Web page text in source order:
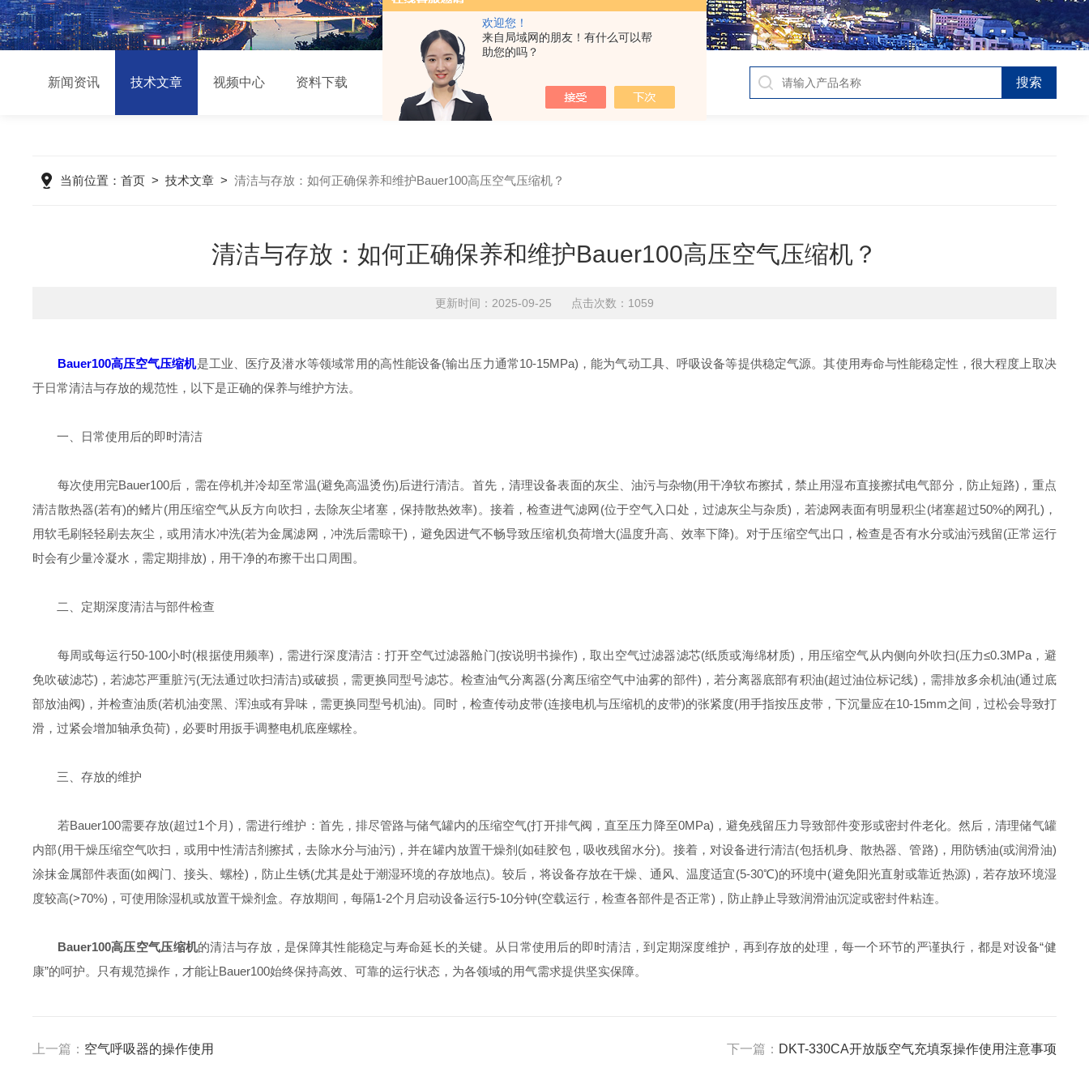
欢迎您！
来自局域网的朋友！有什么可以帮
助您的吗？
新闻资讯 技术文章 视频中心 资料下载
当前位置：首页 >技术文章 >清洁与存放：如何正确保养和维护Bauer100高压空气压缩机？
清洁与存放：如何正确保养和维护Bauer100高压空气压缩机？
更新时间：2025-09-25 点击次数：1059
Bauer100高压空气压缩机是工业、医疗及潜水等领域常用的高性能设备(输出压力通常10-15MPa)，能为气动工具、呼吸设备等提供稳定气源。其使用寿命与性能稳定性，很大程度上取决
于日常清洁与存放的规范性，以下是正确的保养与维护方法。
一、日常使用后的即时清洁
每次使用完Bauer100后，需在停机并冷却至常温(避免高温烫伤)后进行清洁。首先，清理设备表面的灰尘、油污与杂物(用干净软布擦拭，禁止用湿布直接擦拭电气部分，防止短路)，重点
清洁散热器(若有)的鳍片(用压缩空气从反方向吹扫，去除灰尘堵塞，保持散热效率)。接着，检查进气滤网(位于空气入口处，过滤灰尘与杂质)，若滤网表面有明显积尘(堵塞超过50%的网孔)，
用软毛刷轻轻刷去灰尘，或用清水冲洗(若为金属滤网，冲洗后需晾干)，避免因进气不畅导致压缩机负荷增大(温度升高、效率下降)。对于压缩空气出口，检查是否有水分或油污残留(正常运行
时会有少量冷凝水，需定期排放)，用干净的布擦干出口周围。
二、定期深度清洁与部件检查
每周或每运行50-100小时(根据使用频率)，需进行深度清洁：打开空气过滤器舱门(按说明书操作)，取出空气过滤器滤芯(纸质或海绵材质)，用压缩空气从内侧向外吹扫(压力≤0.3MPa，避
免吹破滤芯)，若滤芯严重脏污(无法通过吹扫清洁)或破损，需更换同型号滤芯。检查油气分离器(分离压缩空气中油雾的部件)，若分离器底部有积油(超过油位标记线)，需排放多余机油(通过底
部放油阀)，并检查油质(若机油变黑、浑浊或有异味，需更换同型号机油)。同时，检查传动皮带(连接电机与压缩机的皮带)的张紧度(用手指按压皮带，下沉量应在10-15mm之间，过松会导致打
滑，过紧会增加轴承负荷)，必要时用扳手调整电机底座螺栓。
三、存放的维护
若Bauer100需要存放(超过1个月)，需进行维护：首先，排尽管路与储气罐内的压缩空气(打开排气阀，直至压力降至0MPa)，避免残留压力导致部件变形或密封件老化。然后，清理储气罐
内部(用干燥压缩空气吹扫，或用中性清洁剂擦拭，去除水分与油污)，并在罐内放置干燥剂(如硅胶包，吸收残留水分)。接着，对设备进行清洁(包括机身、散热器、管路)，用防锈油(或润滑油)
涂抹金属部件表面(如阀门、接头、螺栓)，防止生锈(尤其是处于潮湿环境的存放地点)。较后，将设备存放在干燥、通风、温度适宜(5-30℃)的环境中(避免阳光直射或靠近热源)，若存放环境湿
度较高(>70%)，可使用除湿机或放置干燥剂盒。存放期间，每隔1-2个月启动设备运行5-10分钟(空载运行，检查各部件是否正常)，防止静止导致润滑油沉淀或密封件粘连。
Bauer100高压空气压缩机的清洁与存放，是保障其性能稳定与寿命延长的关键。从日常使用后的即时清洁，到定期深度维护，再到存放的处理，每一个环节的严谨执行，都是对设备“健
康”的呵护。只有规范操作，才能让Bauer100始终保持高效、可靠的运行状态，为各领域的用气需求提供坚实保障。
上一篇： 空气呼吸器的操作使用 下一篇： DKT-330CA开放版空气充填泵操作使用注意事项